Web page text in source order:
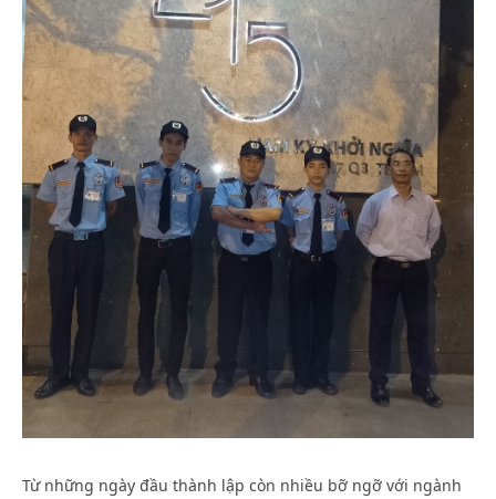
10 4,
2021
An
Ninh
Nhất
Từ những ngày đầu thành lập còn nhiều bỡ ngỡ với ngành